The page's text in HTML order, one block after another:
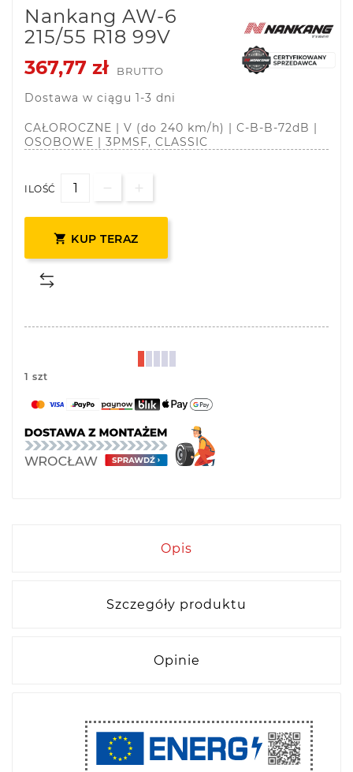
Nankang AW-6
215/55 R18 99V
367,77 zł
BRUTTO
Dostawa w ciągu 1-3 dni
CAŁOROCZNE | V (do 240 km/h) | C-B-B-72dB |
OSOBOWE | 3PMSF, CLASSIC
ILOŚĆ
 KUP TERAZ
1 szt
Opis
Szczegóły produktu
Opinie